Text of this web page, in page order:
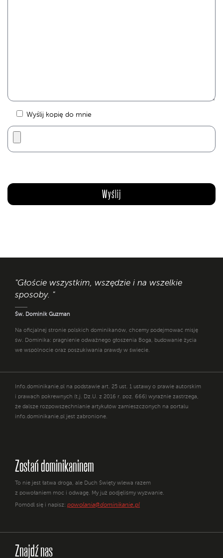
Wyślij kopię do mnie
"Głoście wszystkim, wszędzie i na wszelkie
sposoby. "
Św. Dominik Guzman
Na oficjalnej stronie polskich dominikanów, chcemy podejmować misję
św. Dominika: pragnienie odważnego głoszenia Boga, budowanie życia
we wspólnocie oraz poszukiwania prawdy w świecie.
Info.dominikanie.pl na podstawie art. 25 ust. 1 ustawy o prawie autorskim
i prawach pokrewnych (t.j. Dz.U. z 2016 r. poz. 666) wyraźnie zastrzega,
że dalsze rozpowszechnianie artykułów zamieszczonych na portalu
info.dominikanie.pl jest zabronione.
Zostań dominikaninem
To nie jest łatwa droga, ale Duch Święty wlewa razem
z powołaniem moc i odwagę. My już podjęliśmy wyzwanie.
Pomódl się i napisz: powolania@dominikanie.pl
Znajdź nas